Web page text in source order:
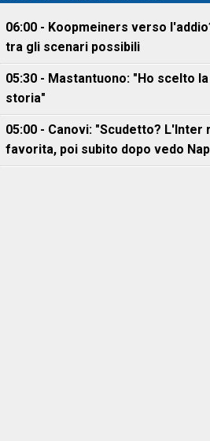
06:00 - Koopmeiners verso
tra gli scenari possibili
05:30 - Mastantuono: "Ho scelto
storia"
05:00 - Canovi: "Scudetto? L'Inter
favorita, poi subito dopo vedo